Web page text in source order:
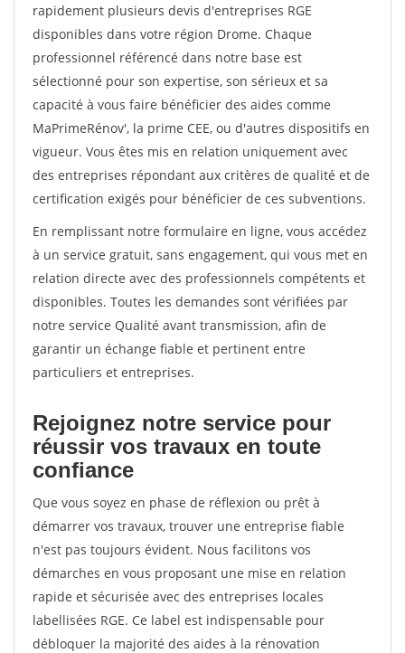
rapidement plusieurs devis d'entreprises RGE
disponibles dans votre région Drome. Chaque
professionnel référencé dans notre base est
sélectionné pour son expertise, son sérieux et sa
capacité à vous faire bénéficier des aides comme
MaPrimeRénov', la prime CEE, ou d'autres dispositifs en
vigueur. Vous êtes mis en relation uniquement avec
des entreprises répondant aux critères de qualité et de
certification exigés pour bénéficier de ces subventions.
En remplissant notre formulaire en ligne, vous accédez
à un service gratuit, sans engagement, qui vous met en
relation directe avec des professionnels compétents et
disponibles. Toutes les demandes sont vérifiées par
notre service Qualité avant transmission, afin de
garantir un échange fiable et pertinent entre
particuliers et entreprises.
Rejoignez notre service pour
réussir vos travaux en toute
confiance
Que vous soyez en phase de réflexion ou prêt à
démarrer vos travaux, trouver une entreprise fiable
n'est pas toujours évident. Nous facilitons vos
démarches en vous proposant une mise en relation
rapide et sécurisée avec des entreprises locales
labellisées RGE. Ce label est indispensable pour
débloquer la majorité des aides à la rénovation